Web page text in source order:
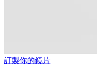
訂製你的鏡片